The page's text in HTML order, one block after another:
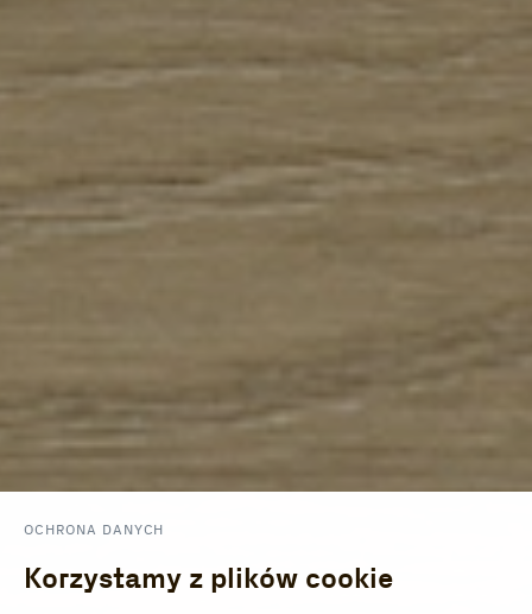
OCHRONA DANYCH
Korzystamy z plików cookie